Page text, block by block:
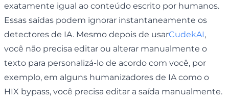
exatamente igual ao conteúdo escrito por humanos.
Essas saídas podem ignorar instantaneamente os
detectores de IA. Mesmo depois de usarCudekAI,
você não precisa editar ou alterar manualmente o
texto para personalizá-lo de acordo com você, por
exemplo, em alguns humanizadores de IA como o
HIX bypass, você precisa editar a saída manualmente.